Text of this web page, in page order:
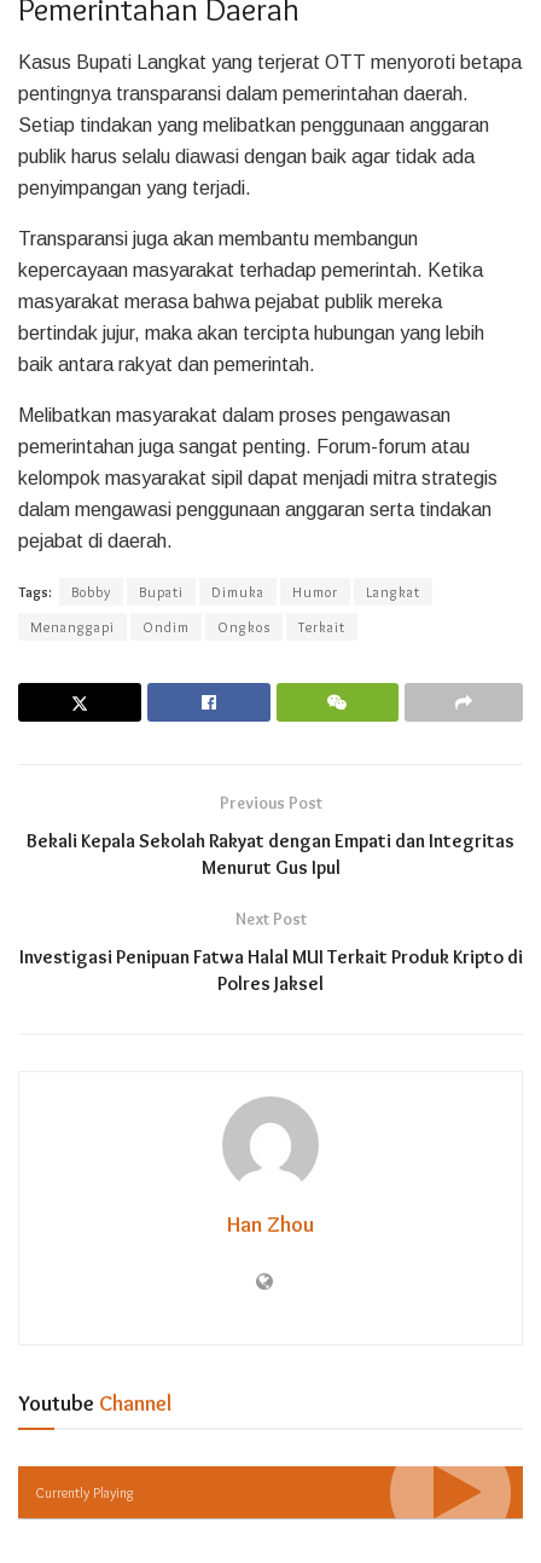
Pemerintahan Daerah
Kasus Bupati Langkat yang terjerat OTT menyoroti betapa
pentingnya transparansi dalam pemerintahan daerah.
Setiap tindakan yang melibatkan penggunaan anggaran
publik harus selalu diawasi dengan baik agar tidak ada
penyimpangan yang terjadi.
Transparansi juga akan membantu membangun
kepercayaan masyarakat terhadap pemerintah. Ketika
masyarakat merasa bahwa pejabat publik mereka
bertindak jujur, maka akan tercipta hubungan yang lebih
baik antara rakyat dan pemerintah.
Melibatkan masyarakat dalam proses pengawasan
pemerintahan juga sangat penting. Forum-forum atau
kelompok masyarakat sipil dapat menjadi mitra strategis
dalam mengawasi penggunaan anggaran serta tindakan
pejabat di daerah.
Tags: Bobby Bupati Dimuka Humor
Langkat
Menanggapi
Ondim Ongkos Terkait
Previous Post
Bekali Kepala Sekolah Rakyat dengan Empati dan Integritas
Menurut Gus Ipul
Next Post
Investigasi Penipuan Fatwa Halal MUI Terkait Produk Kripto di
Polres Jaksel
Han Zhou
Youtube Channel
Currently Playing